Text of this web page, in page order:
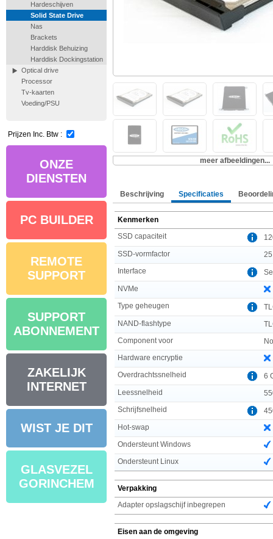
Hardeschijven
Solid State Drive
Nas
Brackets
Harddisk Behuizing
Harddisk Dockingstation
Optical drive
Processor
Tv-kaarten
Voeding/PSU
Prijzen Inc. Btw :
ONZE
DIENSTEN
PC BUILDER
REMOTE
SUPPORT
SUPPORT
ABONNEMENT
ZAKELIJK
INTERNET
WIST JE DIT
GLASVEZEL
GORINCHEM
meer afbeeldingen...
Beschrijving Specificaties
Kenmerken
SSD capaciteit
SSD-vormfactor
25
Interface
NVMe
Type geheugen
NAND-flashtype
Component voor
Hardware encryptie
Overdrachtssnelheid
6
Leessnelheid
Schrijfsnelheid
Hot-swap
Ondersteunt Windows
Ondersteunt Linux
Verpakking
Adapter opslagschijf inbegrepen
Eisen aan de omgeving